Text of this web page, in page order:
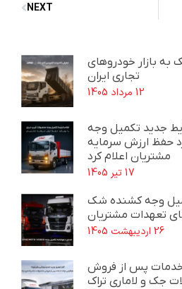
NEXT
بازار خودروهای
تجاری ایران
12 مرداد 1405
جدید تکمیل وجه
حفظ ارزش سرمایه
مشتریان اعلام کرد
17 تیر 1405
وجه کشنده شک
26 اردیبهشت 1405
خدمات پس از فروش
جک و لاماری تراک